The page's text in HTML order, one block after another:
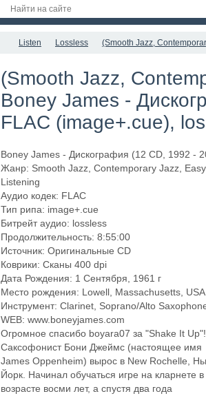
Listen Lossless (Smooth Jazz,
(Smooth Jazz,
Boney James -
FLAC (image+.cue),
Boney James - Дискография (12 CD, 1992 -
Жанр: Smooth Jazz, Contemporary Jazz, Easy
Listening
Аудио кодек: FLAC
Тип рипа: image+.cue
Битрейт аудио: lossless
Продолжительность: 8:55:00
Источник: Оригинальные CD
Коврики: Сканы 400 dpi
Дата Рождения: 1 Сентября, 1961 г
Место рождения: Lowell, Massachusetts, USA
Инструмент: Clarinet, Soprano/Alto
WEB: www.boneyjames.com
Огромное спасибо boyara07 за "Shake It Up"!
Саксофонист Бони Джеймс (настоящее имя
James Oppenheim) вырос в New Rochelle,
Йорк. Начинал обучаться игре на кларнете в
возрасте восми лет, а спустя два года